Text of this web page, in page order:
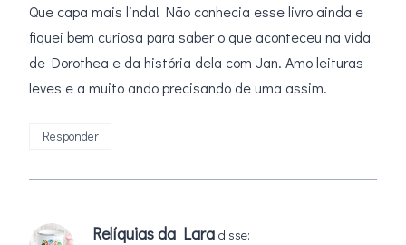
Que capa mais linda! Não conhecia esse livro ainda e
fiquei bem curiosa para saber o que aconteceu na vida
de Dorothea e da história dela com Jan. Amo leituras
leves e a muito ando precisando de uma assim.
Responder
Relíquias da Lara disse: